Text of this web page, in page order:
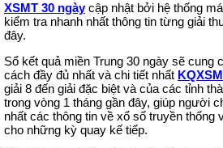
XSMT 30 ngàycập nhật bởi hệ thống
kiểm tra nhanh nhất thông tin từng giải
đây.
Sổ kết quả miền Trung 30 ngày sẽ cung
cách đầy đủ nhất và chi tiết nhất
giải 8 đến giải đặc biệt và của các tỉnh
trong vòng 1 tháng gần đây, giúp người
nhất các thông tin về xổ số truyền
cho những kỳ quay kế tiếp.